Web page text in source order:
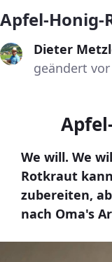
Apfel-
Dieter
geändert vor
We will. We
Rotkraut
zubereiten,
nach Oma's